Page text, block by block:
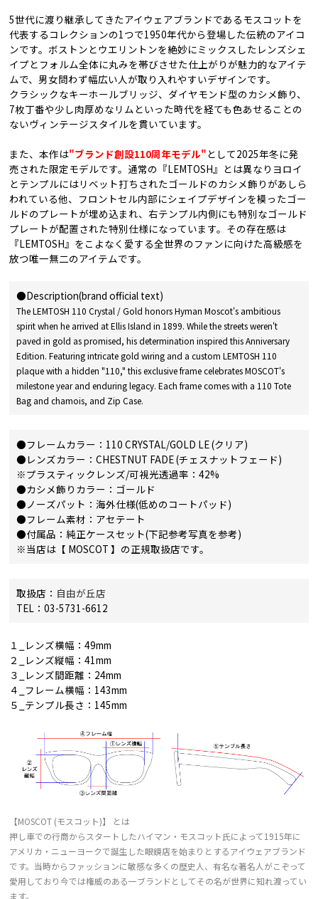
5世代に渡り継承してきたアイウェアブランドであるモスコットを
代表するコレクションの1つで1950年代から登場した伝統のアイコ
ンです。ボストンとウエリントンを絶妙にミックスしたレンズシェ
イプとフォルム全体に丸みを帯びさせた仕上がりが魅力的なアイテ
ムで、男女問わず幅広い人が取り入れやすいデザインです。
クラシックなキーホールブリッジ、ダイヤモンド型のカシメ飾り、
7枚丁番や少し肉厚めなリムといった時代を経ても色あせることの
ないヴィンテージスタイルを貫いています。
また、本作は"ブランド創設110周年モデル" として2025年冬に発
売された限定モデルです。通常の『LEMTOSH』とは異なりヨロイ
とテンプルにはリベット打ちされたゴールドのカシメ飾りがあしら
われている他、フロントセル内部にシェイプデザインを模ったゴー
ルドのプレートが埋め込まれ、右テンプル内側にも特別なゴールド
プレートが配置された特別仕様になっています。その存在感は
『LEMTOSH』をこよなく愛する全世界のファンに向けた高級感を
放つ唯一無二のアイテムです。
●Description(brand official text)
The LEMTOSH 110 Crystal / Gold honors Hyman Moscot's ambitious
spirit when he arrived at Ellis Island in 1899. While the streets weren't
paved in gold as promised, his determination inspired this Anniversary
Edition. Featuring intricate gold wiring and a custom LEMTOSH 110
plaque with a hidden "110," this exclusive frame celebrates MOSCOT's
milestone year and enduring legacy. Each frame comes with a 110 Tote
Bag and chamois, and Zip Case.
●フレームカラー：110 CRYSTAL/GOLD LE (クリア)
●レンズカラー：CHESTNUT FADE (チェスナットフェード)
※プラスティックレンズ/可視光透過率：42%
●カシメ飾りカラー：ゴールド
●ノーズパット：海外仕様(低めのコートパッド)
●フレーム素材：アセテート
●付属品：純正ケースセット(下記参考写真を参考)
※当店は【 MOSCOT 】の正規取扱店です。
取扱店： 自由が丘店
TEL：03-5731-6612
１_レンズ横幅：49mm
２_レンズ縦幅：41mm
３_レンズ間距離：24mm
４_フレーム横幅：143mm
５_テンプル長さ：145mm
【MOSCOT (モスコット)】 とは
押し車での行商からスタートしたハイマン・モスコット氏によって1915年に
アメリカ・ニューヨークで誕生した眼鏡店を始まりとするアイウェアブランド
です。当時からファッションに敏感な多くの歴史人、有名な著名人がこぞって
愛用しており今では権威のある一ブランドとしてその名が世界に知れ渡ってい
ます。